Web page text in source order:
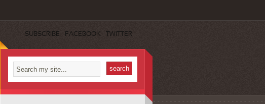
SUBSCRIBE FACEBOOK TWITTER